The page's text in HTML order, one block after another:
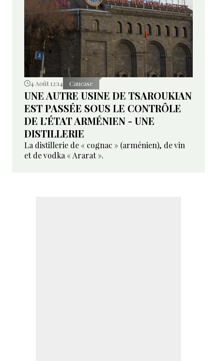
4 Août 12:14 Caucase
UNE AUTRE USINE DE TSAROUKIAN
EST PASSÉE SOUS LE CONTRÔLE
DE L’ÉTAT ARMÉNIEN - UNE
DISTILLERIE
La distillerie de « cognac » (arménien), de vin
et de vodka « Ararat ».